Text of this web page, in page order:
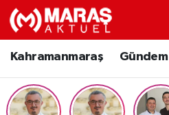
Kahramanmaraş Gündem
Kahramanmaraş
Gündem
Nöbetçi Eczaneler
Hava Durumu